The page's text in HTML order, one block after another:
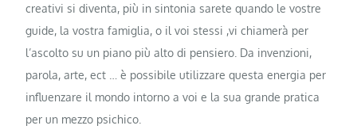
creativi si diventa, più in sintonia sarete quando le vostre
guide, la vostra famiglia, o il voi stessi ,vi chiamerà per
l’ascolto su un piano più alto di pensiero. Da invenzioni,
parola, arte, ect … è possibile utilizzare questa energia per
influenzare il mondo intorno a voi e la sua grande pratica
per un mezzo psichico.